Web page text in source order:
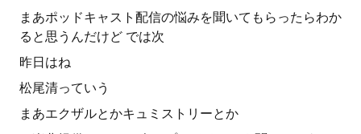
まあポッドキャスト配信の悩みを聞いてもらったらわか
ると思うんだけど では次
昨日はね
松尾清っていう
まあエクザルとかキュミストリーとか